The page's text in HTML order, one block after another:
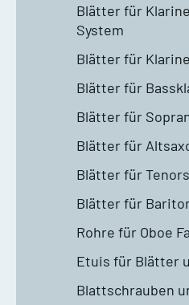
Blätter für
System
Blätter für
Blätter für
Blätter für
Blätter für
Blätter für
Blätter für
Rohre für Oboe
Etuis für Blätter
Blattschrauben